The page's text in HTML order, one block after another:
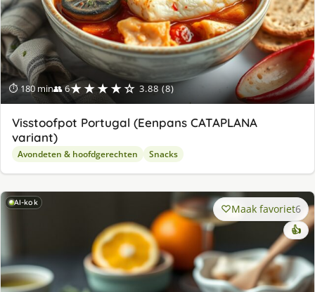
⏱ 180 min👥 6★★★★☆ 3.88 (8)
Visstoofpot Portugal (Eenpans CATAPLANA
variant)
Avondeten & hoofdgerechten Snacks
AI-kok Maak favoriet6
👍